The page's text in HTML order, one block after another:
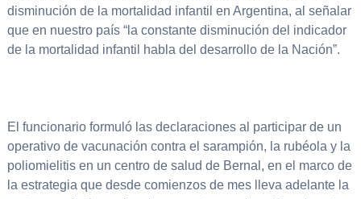
disminución de la mortalidad infantil en Argentina, al señalar
que en nuestro país “la constante disminución del indicador
de la mortalidad infantil habla del desarrollo de la Nación”.
El funcionario formuló las declaraciones al participar de un
operativo de vacunación contra el sarampión, la rubéola y la
poliomielitis en un centro de salud de Bernal, en el marco de
la estrategia que desde comienzos de mes lleva adelante la